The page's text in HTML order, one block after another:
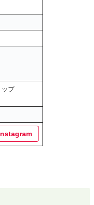
ップ